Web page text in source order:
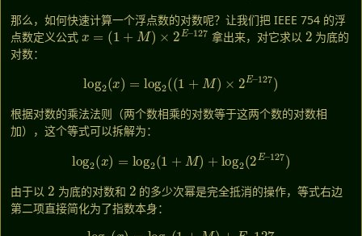
那么，如何快速计算一个浮点数的对数呢？让我们把 IEEE 754 的浮
点数定义公式
x=(1+M) ×2E–127
拿出来，对它求以
2
为底的
对数：
log2 (x log 2((1 + M)×2 E –127)
根据对数的乘法法则（两个数相乘的对数等于这两个数的对数相
加），这个等式可以拆解为：
log2 (x log (1 + M)+log 2 E–127)
由于以
2
为底的对数和
2
的多少次幂是完全抵消的操作，等式右边
第二项直接简化为了指数本身：
log2 =log 2( + M)+ E 127